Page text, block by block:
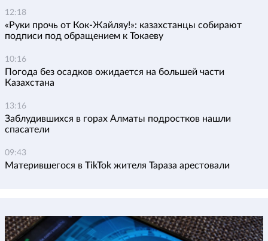
12:18
«Руки прочь от Кок-Жайляу!»: казахстанцы собирают
подписи под обращением к Токаеву
10:16
Погода без осадков ожидается на большей части
Казахстана
13:16
Заблудившихся в горах Алматы подростков нашли
спасатели
09:43
Матерившегося в TikTok жителя Тараза арестовали